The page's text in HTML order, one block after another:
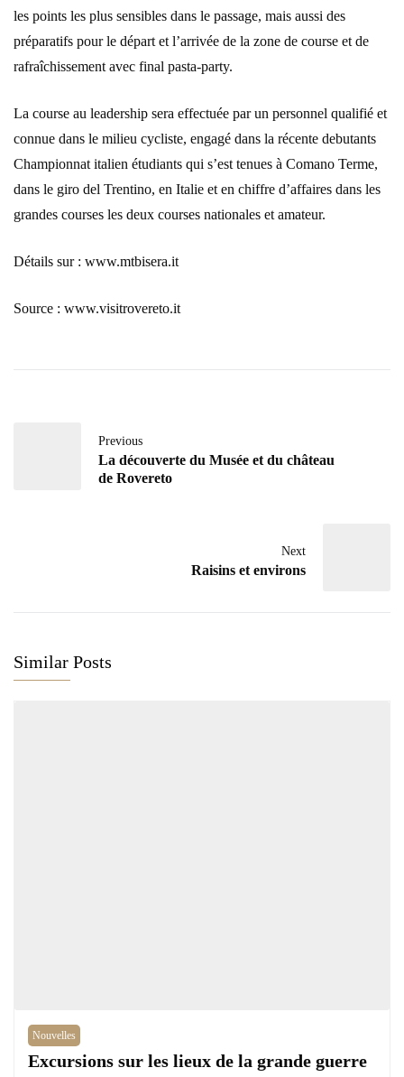
les points les plus sensibles dans le passage, mais aussi des
préparatifs pour le départ et l’arrivée de la zone de course et de
rafraîchissement avec final pasta-party.
La course au leadership sera effectuée par un personnel qualifié et
connue dans le milieu cycliste, engagé dans la récente debutants
Championnat italien étudiants qui s’est tenues à Comano Terme,
dans le giro del Trentino, en Italie et en chiffre d’affaires dans les
grandes courses les deux courses nationales et amateur.
Détails sur : www.mtbisera.it
Source : www.visitrovereto.it
Previous
La découverte du Musée et du château
de Rovereto
Next
Raisins et environs
Similar Posts
Nouvelles
Excursions sur les lieux de la grande guerre